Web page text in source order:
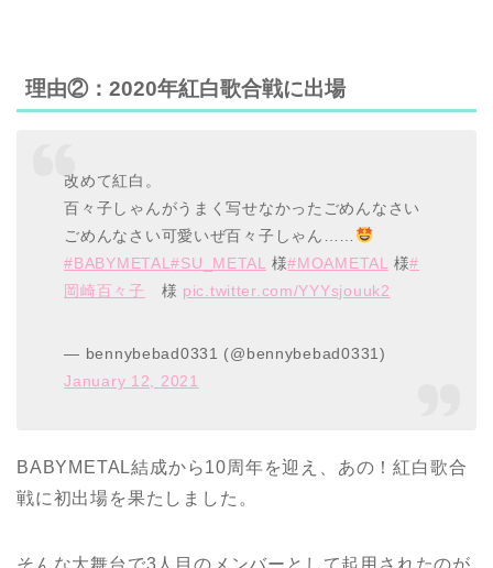
理由②：2020年紅白歌合戦に出場
改めて紅白。
百々子しゃんがうまく写せなかったごめんなさい
ごめんなさい可愛いぜ百々子しゃん……
#BABYMETAL#SU_METAL様#MOAMETAL様#
岡崎百々子
様 pic.twitter.com/YYYsjouuk2
— bennybebad0331 (@bennybebad0331)
January 12, 2021
BABYMETAL結成から10周年を迎え、あの！紅白歌合
戦に初出場を果たしました。